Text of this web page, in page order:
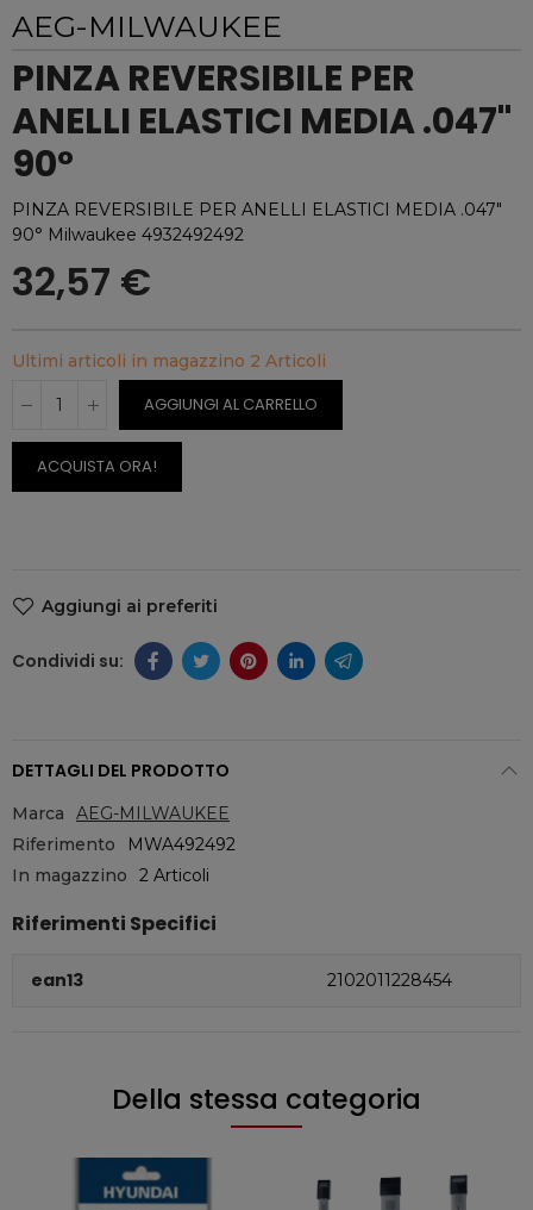
AEG-MILWAUKEE
PINZA REVERSIBILE PER
ANELLI ELASTICI MEDIA .047"
90°
PINZA REVERSIBILE PER ANELLI ELASTICI MEDIA .047"
90° Milwaukee 4932492492
32,57 €
Ultimi articoli in magazzino 2 Articoli
AGGIUNGI AL CARRELLO
ACQUISTA ORA!
Aggiungi ai preferiti
DETTAGLI DEL PRODOTTO
Marca
AEG-MILWAUKEE
Riferimento
MWA492492
In magazzino
2 Articoli
Riferimenti Specifici
ean13 2102011228454
Della stessa categoria